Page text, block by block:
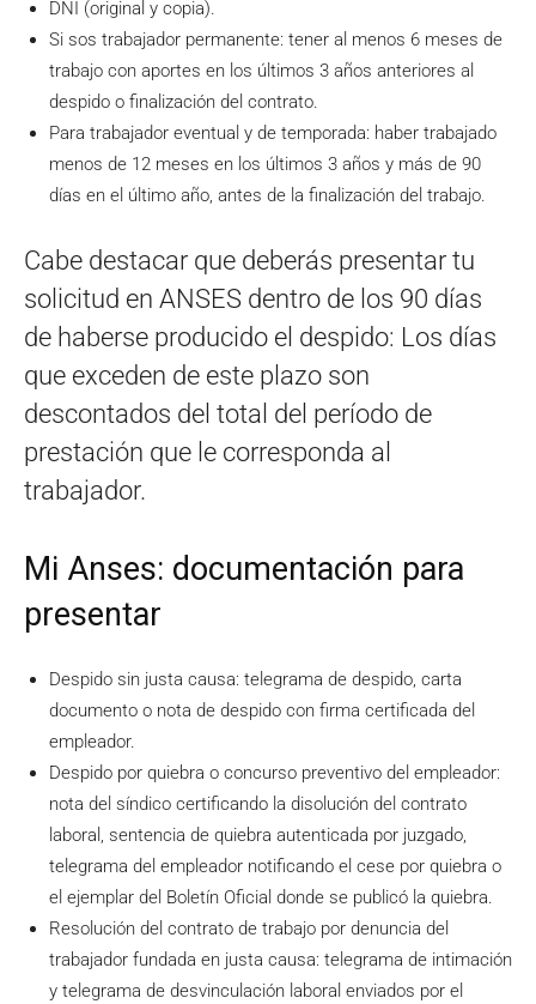
DNI (original y copia).
Si sos trabajador permanente: tener al menos 6 meses de
trabajo con aportes en los últimos 3 años anteriores al
despido o finalización del contrato.
Para trabajador eventual y de temporada: haber trabajado
menos de 12 meses en los últimos 3 años y más de 90
días en el último año, antes de la finalización del trabajo.
Cabe destacar que deberás presentar tu
solicitud en ANSES dentro de los 90 días
de haberse producido el despido: Los días
que exceden de este plazo son
descontados del total del período de
prestación que le corresponda al
trabajador.
Mi Anses: documentación para
presentar
Despido sin justa causa: telegrama de despido, carta
documento o nota de despido con firma certificada del
empleador.
Despido por quiebra o concurso preventivo del empleador:
nota del síndico certificando la disolución del contrato
laboral, sentencia de quiebra autenticada por juzgado,
telegrama del empleador notificando el cese por quiebra o
el ejemplar del Boletín Oficial donde se publicó la quiebra.
Resolución del contrato de trabajo por denuncia del
trabajador fundada en justa causa: telegrama de intimación
y telegrama de desvinculación laboral enviados por el